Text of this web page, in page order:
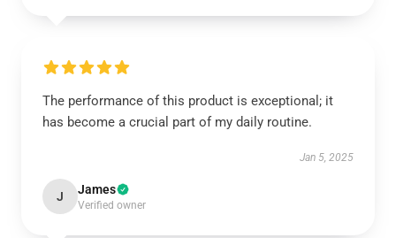
The performance of this product is exceptional; it
has become a crucial part of my daily routine.
Jan 5, 2025
J James
Verified owner